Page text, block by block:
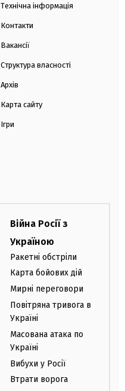
Технічна інформація
Контакти
Вакансії
Структура власності
Архів
Карта сайту
Ігри
Війна Росії з
Україною
Ракетні обстріли
Карта бойових дій
Мирні переговори
Повітряна тривога в
Україні
Масована атака по
Україні
Вибухи у Росії
Втрати ворога